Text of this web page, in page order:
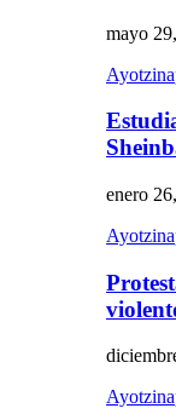
mayo
enero